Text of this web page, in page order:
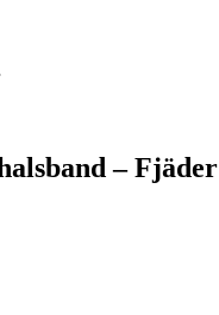
– Fjäder